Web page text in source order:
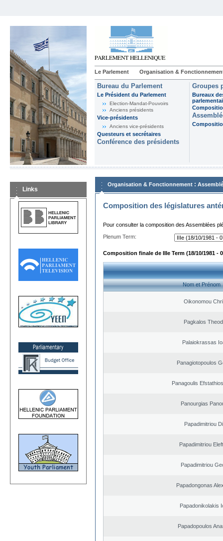
Le Parlement Organisation &
Bureau du Parlement
Le Président du Parlement
Election-Mandat-Pouvoirs
Anciens présidents
Vice-présidents
Anciens vice-présidents
Questeurs et secrétaires
Conférence des présidents
Groupes
Bureaux
Links
Organisation & Fonctionnement :
Composition des législatures
Pour consulter la composition des Assemblées
Plenum Term:
Composition finale de IIIe Term (18/10/1981 -
Nom et Prénom
Oikonomou
Pagkalos
Palaiokrassas
Panagiotopoulos
Panagoulis
Panourgias
Papadimitriou
Papadimitriou
Papadimitriou
Papadongonas
Papadonikolakis
Papadopoulos